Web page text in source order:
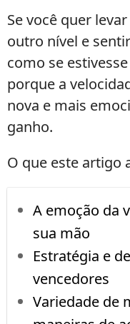
Se você quer
outro nível e
como se
porque a
nova e mais
ganho.
O que este artigo
A emoção da
sua mão
Estratégia e
vencedores
Variedade de